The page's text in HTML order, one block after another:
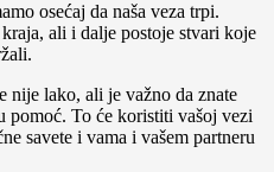
osećaj da naša veza trpi.
ali i dalje postoje stvari koje
nije lako, ali je važno da znate
pomoć. To će koristiti vašoj vezi
savete i vama i vašem partneru